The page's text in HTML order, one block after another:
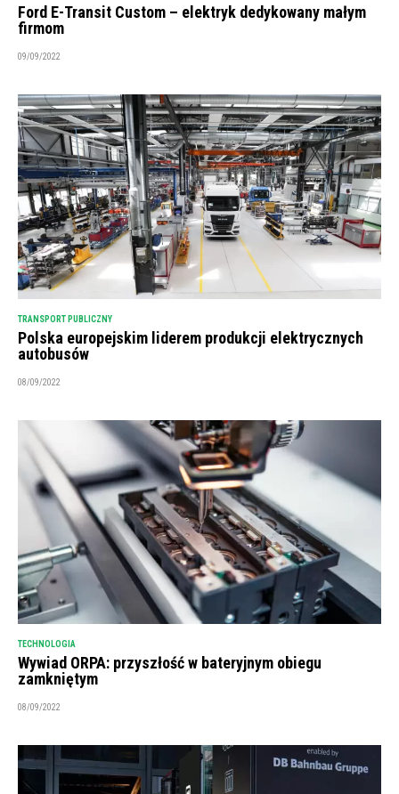
Ford E-Transit Custom – elektryk dedykowany małym
firmom
09/09/2022
TRANSPORT PUBLICZNY
Polska europejskim liderem produkcji elektrycznych
autobusów
08/09/2022
TECHNOLOGIA
Wywiad ORPA: przyszłość w bateryjnym obiegu
zamkniętym
08/09/2022